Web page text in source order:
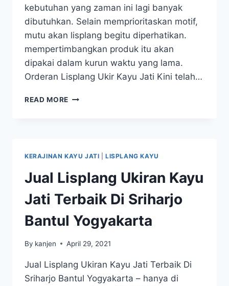
kebutuhan yang zaman ini lagi banyak
dibutuhkan. Selain memprioritaskan motif,
mutu akan lisplang begitu diperhatikan.
mempertimbangkan produk itu akan
dipakai dalam kurun waktu yang lama.
Orderan Lisplang Ukir Kayu Jati Kini telah…
READ MORE
KERAJINAN KAYU JATI |LISPLANG KAYU
Jual Lisplang Ukiran Kayu
Jati Terbaik Di Sriharjo
Bantul Yogyakarta
By kanjen April 29, 2021
Jual Lisplang Ukiran Kayu Jati Terbaik Di
Sriharjo Bantul Yogyakarta – hanya di